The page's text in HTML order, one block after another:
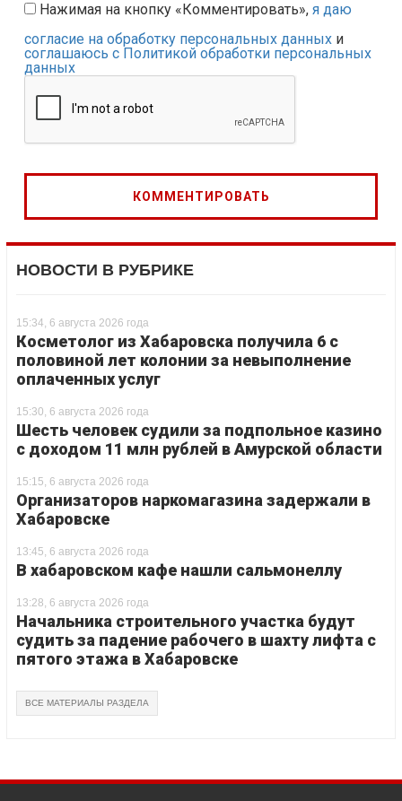
Нажимая на кнопку «Комментировать», я даю
согласие на обработку персональных данных и
соглашаюсь с Политикой обработки персональных
данных
НОВОСТИ В РУБРИКЕ
15:34, 6 августа 2026 года
Косметолог из Хабаровска получила 6 с
половиной лет колонии за невыполнение
оплаченных услуг
15:30, 6 августа 2026 года
Шесть человек судили за подпольное казино
с доходом 11 млн рублей в Амурской области
15:15, 6 августа 2026 года
Организаторов наркомагазина задержали в
Хабаровске
13:45, 6 августа 2026 года
В хабаровском кафе нашли сальмонеллу
13:28, 6 августа 2026 года
Начальника строительного участка будут
судить за падение рабочего в шахту лифта с
пятого этажа в Хабаровске
ВСЕ МАТЕРИАЛЫ РАЗДЕЛА